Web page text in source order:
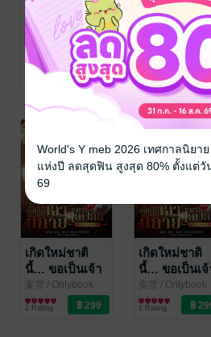
SET เกิดใหม่
ชาตินี้… ขอเป็น
เจ้านิกายมา
ไลฟ์สด เล่ม 1-6
妄雪/ Onlybook
นิยายแฟนตาซี
เกิดใหม่ชาติ
นี้… ขอเป็นเจ้
นิกายมาไลฟ์
เล่ม 23
妄雪 / Onlybook
นิยายแฟนตาซี
No Rating
เกิดใหม่ชาติ
นี้… ขอเป็นเจ้า
นิกายมาไลฟ์สด
เล่ม 21
妄雪 / Onlybook
นิยายแฟนตาซี
2 Rating
เกิดใหม่ชาติ
นี้… ขอเป็นเจ้
นิกายมาไลฟ์ส
เล่ม 20
妄雪 / Onlybook
นิยายแฟนตาซี
1 Rating
World's Y meb 2026 เทศกาลนิยา
แห่งปี ลดสุดฟิน สูงสุด 80% ตั้งแต่วั
69